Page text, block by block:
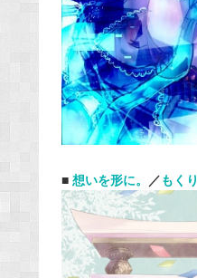
■ 想いを形に。 ／もくり